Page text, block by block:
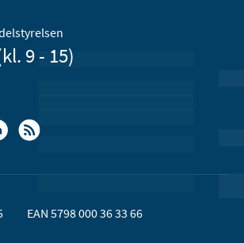
9 - 15)
EAN 5798 000 36 33 66